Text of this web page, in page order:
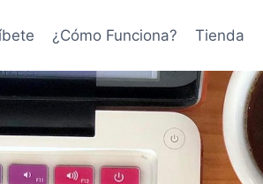
¿Cómo Funciona? Tienda